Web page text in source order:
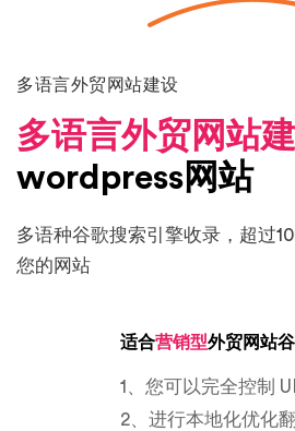
多语言外贸网站建设
多语言外贸网站
wordpress网站
多语种谷歌搜索引擎收录，超过
您的网站
适合营销型外贸网站
1、您可以完全控制
2、进行本地化优化翻